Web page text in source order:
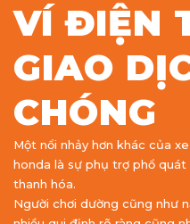
VÍ ĐIỆN
GIAO
CHÓNG
Một nổi nhảy hơn khác của
honda là sự phụ trợ phổ
thanh hóa.
Người chơi dường cũng như